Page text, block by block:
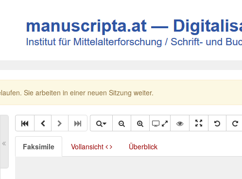
Sie arbeiten in einer neuen Sitzung weiter.
Faksimile Vollansicht Überblick